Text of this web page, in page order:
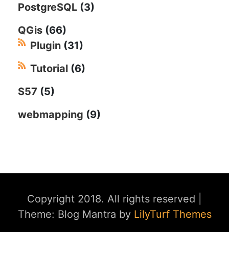
PostgreSQL (3)
QGis (66)
Plugin (31)
Tutorial (6)
S57 (5)
webmapping (9)
Copyright 2018. All rights reserved
Theme: Blog Mantra by LilyTurf Themes